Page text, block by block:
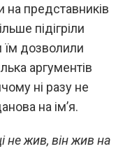
на представників
підігріли
їм дозволили
аргументів
ні разу не
на ім’я.
не жив, він жив на